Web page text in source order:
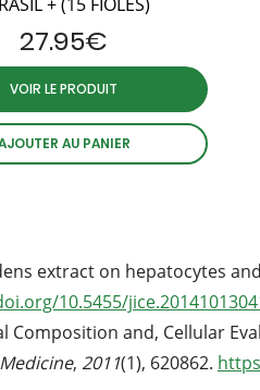
27.95€
VOIR LE PRODUIT
AU PANIER
extract on hepatocytes
10.5455/
Composition and, Cellular
, 2011(1), 620862.